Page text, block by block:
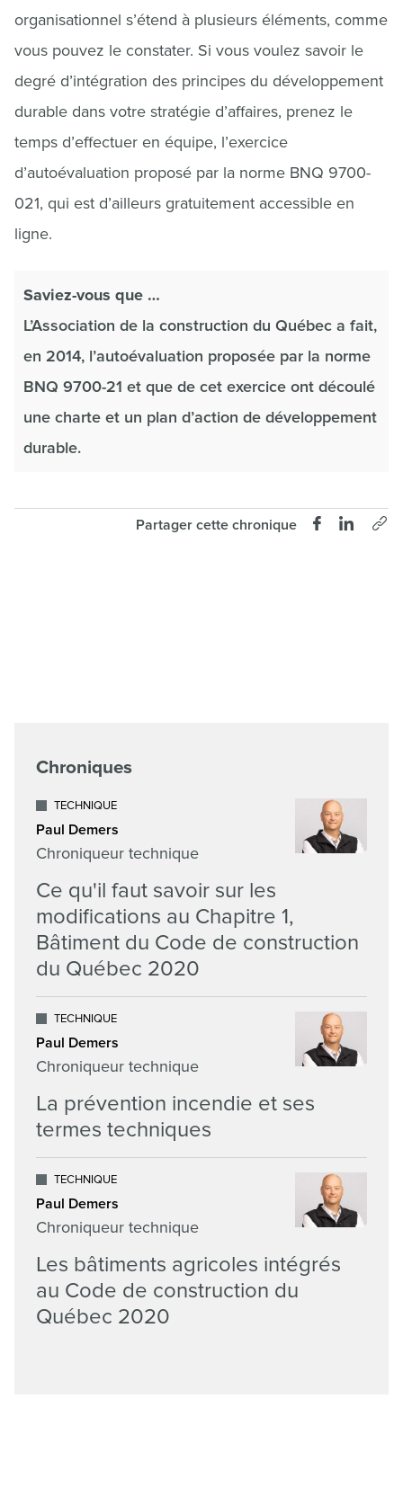
organisationnel s’étend à plusieurs éléments, comme
vous pouvez le constater. Si vous voulez savoir le
degré d’intégration des principes du développement
durable dans votre stratégie d’affaires, prenez le
temps d’effectuer en équipe, l’exercice
d’autoévaluation proposé par la norme BNQ 9700-
021, qui est d’ailleurs gratuitement accessible en
ligne.
Saviez-vous que …
L’Association de la construction du Québec a fait,
en 2014, l’autoévaluation proposée par la norme
BNQ 9700-21 et que de cet exercice ont découlé
une charte et un plan d’action de développement
durable.
Partager cette chronique
Chroniques
TECHNIQUE
Paul Demers
Chroniqueur technique
Ce qu'il faut savoir sur les
modifications au Chapitre 1,
Bâtiment du Code de construction
du Québec 2020
TECHNIQUE
Paul Demers
Chroniqueur technique
La prévention incendie et ses
termes techniques
TECHNIQUE
Paul Demers
Chroniqueur technique
Les bâtiments agricoles intégrés
au Code de construction du
Québec 2020